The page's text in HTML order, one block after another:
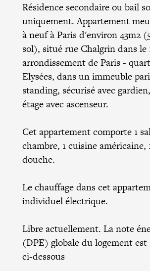
Résidence secondaire ou bail
uniquement. Appartement
à neuf à Paris d'environ 43m2
sol), situé rue Chalgrin dans le
arrondissement de Paris -
Elysées, dans un immeuble
standing, sécurisé avec
étage avec ascenseur.
Cet appartement comporte 1
chambre, 1 cuisine américaine,
douche.
Le chauffage dans cet
individuel électrique.
Libre actuellement. La note
(DPE) globale du logement
ci-dessous